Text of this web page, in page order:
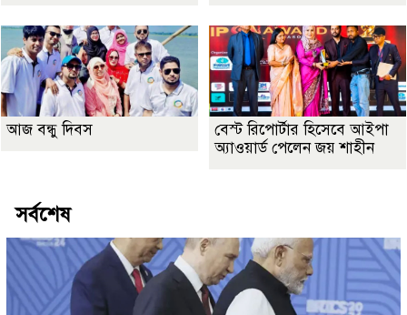
আজ বন্ধু দিবস
বেস্ট রিপোর্টার হিসেবে আইপা
অ্যাওয়ার্ড পেলেন জয় শাহীন
সর্বশেষ